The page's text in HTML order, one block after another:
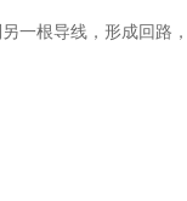
一根导线，形成回路